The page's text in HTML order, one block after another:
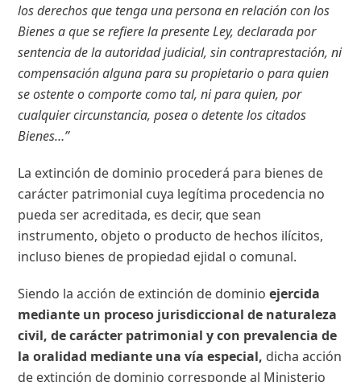
los derechos que tenga una persona en relación con los
Bienes a que se refiere la presente Ley, declarada por
sentencia de la autoridad judicial, sin contraprestación, ni
compensación alguna para su propietario o para quien
se ostente o comporte como tal, ni para quien, por
cualquier circunstancia, posea o detente los citados
Bienes…”
La extinción de dominio procederá para bienes de
carácter patrimonial cuya legítima procedencia no
pueda ser acreditada, es decir, que sean
instrumento, objeto o producto de hechos ilícitos,
incluso bienes de propiedad ejidal o comunal.
Siendo la acción de extinción de dominioejercida
mediante un proceso jurisdiccional de naturaleza
civil, de carácter patrimonial y con prevalencia de
la oralidad mediante una vía especial, dicha acción
de extinción de dominio corresponde al Ministerio